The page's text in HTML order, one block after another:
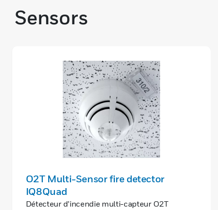
Sensors
O2T Multi-Sensor fire detector
IQ8Quad
Détecteur d’incendie multi-capteur O2T